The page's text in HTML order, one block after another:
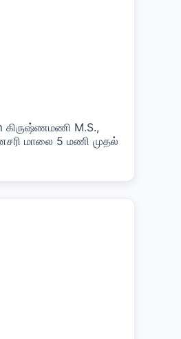
கிருஷ்ணமணி M.S.,
மாலை 5 மணி முதல்